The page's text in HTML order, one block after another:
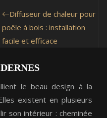
Diffuseur de chaleur pour
poêle à bois : installation
facile et efficace
le beau design à la
existent en plusieurs
son intérieur : cheminée